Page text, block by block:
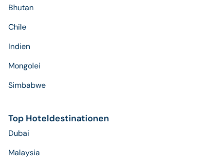
Bhutan
Chile
Indien
Mongolei
Simbabwe
Top Hoteldestinationen
Dubai
Malaysia